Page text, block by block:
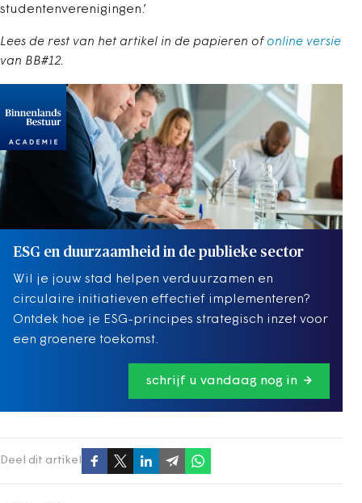
studentenverenigingen.’
Lees de rest van het artikel in de papieren ofonline versie
van BB#12.
ESG en duurzaamheid in de publieke sector
Wil je jouw stad helpen verduurzamen en
circulaire initiatieven effectief implementeren?
Ontdek hoe je ESG-principes strategisch inzet voor
een groenere toekomst.
schrijf u vandaag nog in
Deel dit artikel